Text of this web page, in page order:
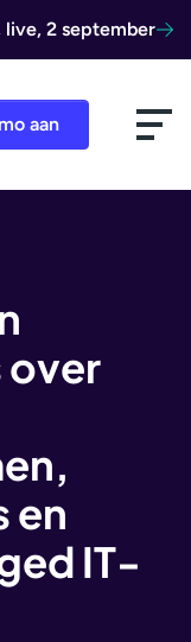
live, 2 september
aan
over
en
IT-